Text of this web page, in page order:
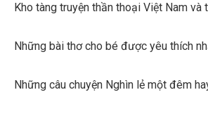
Kho tàng truyện thần thoại Việt Nam và
Những bài thơ cho bé được yêu thích
Những câu chuyện Nghìn lẻ một đêm